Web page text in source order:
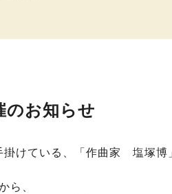
お知らせ
掛けている、「作曲家 塩塚博
ら、